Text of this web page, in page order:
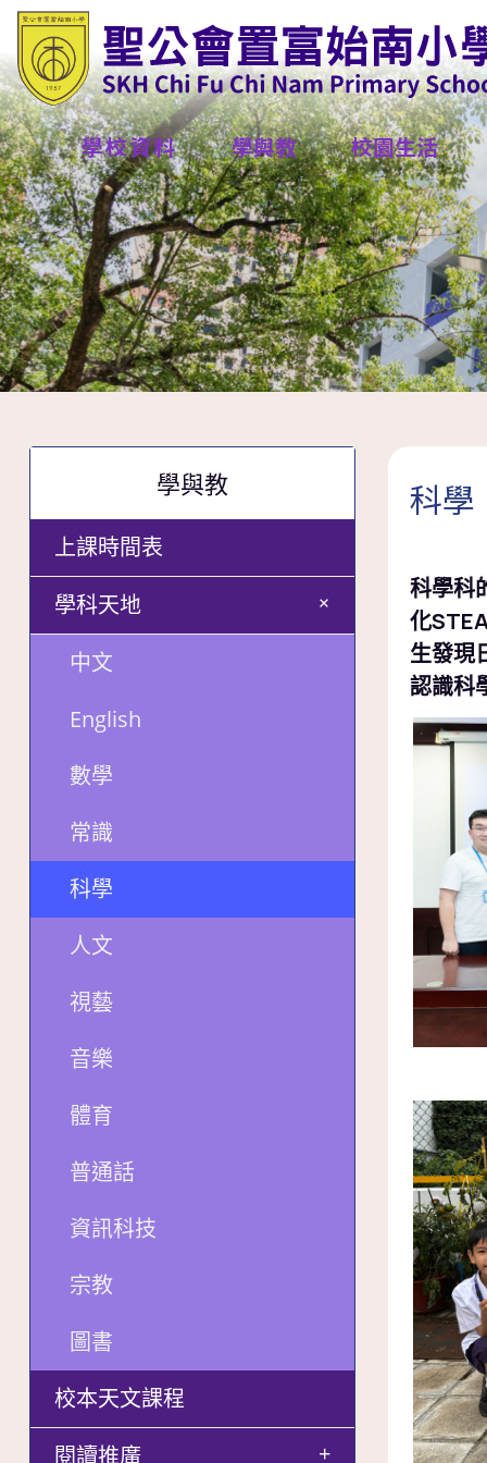
學校資料 學與教 校園生活
學與教
上課時間表
學科天地
+
中文
English
數學
常識
科學
人文
視藝
音樂
體育
普通話
資訊科技
宗教
圖書
校本天文課程
閱讀推廣
+
科學
科學科
化
生發現
認識科